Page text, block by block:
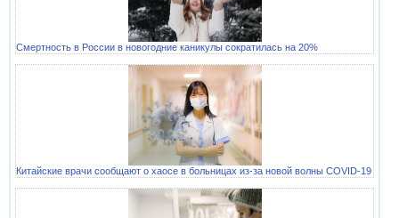
Смертность в России в новогодние каникулы сократилась на 20%
Китайские врачи сообщают о хаосе в больницах из-за новой волны COVID-19